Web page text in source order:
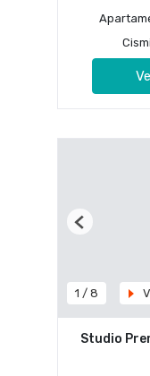
1 / 8
Previous
Studio